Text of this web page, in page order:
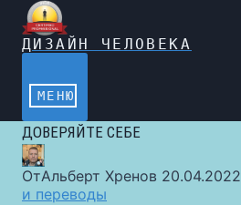
Перейти
содержимому
ДИЗАЙН ЧЕЛОВЕКА
МЕНЮ
ДОВЕРЯЙТЕ СЕБЕ
ОтАльберт Хренов 20.04.2022
и переводы